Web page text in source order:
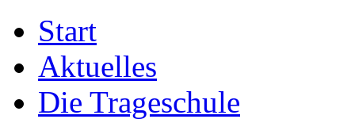
Start
Aktuelles
Die Trageschule